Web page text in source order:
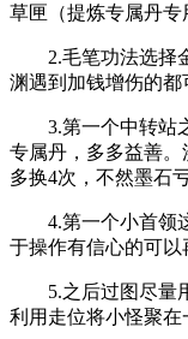
草匣（提炼专属丹专
2.毛笔功法选择金
渊遇到加钱增伤的都
3.第一个中转站之
专属丹，多多益善
多换4次，不然墨石
4.第一个小首领这
于操作有信心的可以
5.之后过图尽量用
利用走位将小怪聚在